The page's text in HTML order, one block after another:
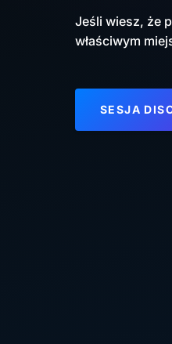
Jeśli wiesz, że
właściwym
SESJA